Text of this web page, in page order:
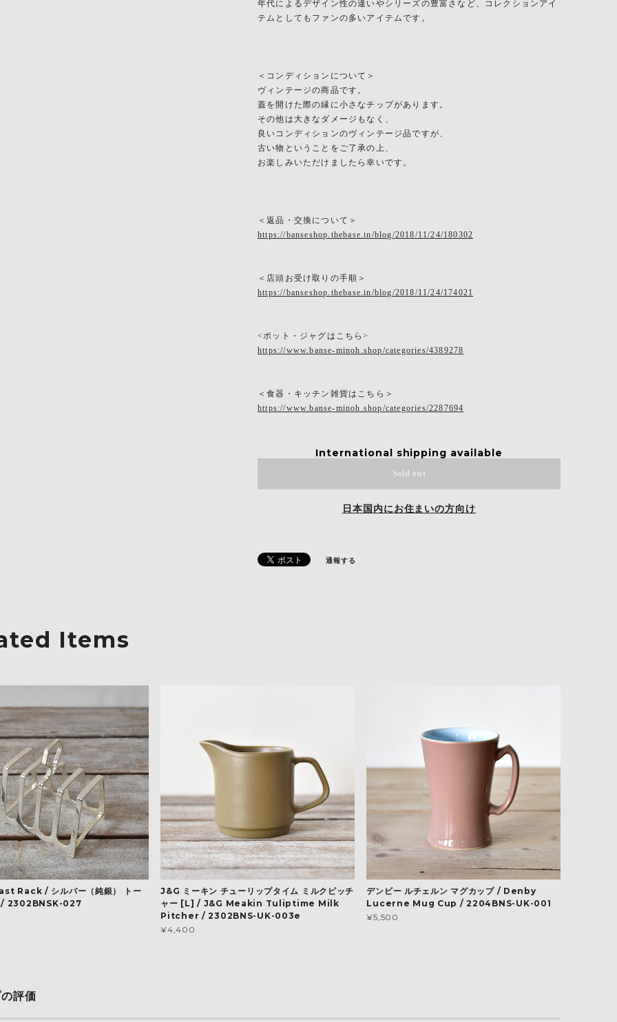
年代によるデザイン性の違いやシリーズの豊富さなど、コレクションアイ
テムとしてもファンの多いアイテムです。
＜コンディションについて＞
ヴィンテージの商品です。
蓋を開けた際の縁に小さなチップがあります。
その他は大きなダメージもなく、
良いコンディションのヴィンテージ品ですが、
古い物ということをご了承の上、
お楽しみいただけましたら幸いです。
＜返品・交換について＞
https://banseshop.thebase.in/blog/2018/11/24/180302
＜店頭お受け取りの手順＞
https://banseshop.thebase.in/blog/2018/11/24/174021
<ポット・ジャグはこちら>
https://www.banse-minoh.shop/categories/4389278
＜食器・キッチン雑貨はこちら＞
https://www.banse-minoh.shop/categories/2287694
International shipping available
Sold out
日本国内にお住まいの方向け
通報する
Items
Rack / シルバー（純銀） トー
/ 2302BNSK-027
J&G ミーキン チューリップタイム ミルクピッチ
ャー [L] / J&G Meakin Tuliptime Milk
Pitcher / 2302BNS-UK-003e
¥4,400
デンビー ルチェルン マグカップ / Denby
Lucerne Mug Cup / 2204BNS-UK-001
¥5,500
評価